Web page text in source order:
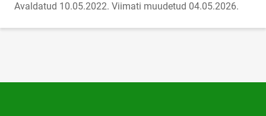
Avaldatud 10.05.2022. Viimati muudetud 04.05.2026.